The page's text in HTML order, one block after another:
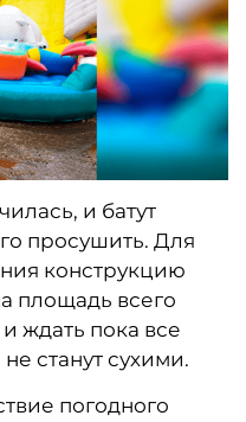
и батут
просушить. Для
конструкцию
площадь всего
ждать пока все
станут сухими.
погодного